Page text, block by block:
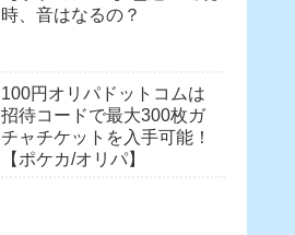
時、音はなるの？
100円オリパドットコムは
招待コードで最大300枚ガ
チャチケットを入手可能！
【ポケカ/オリパ】